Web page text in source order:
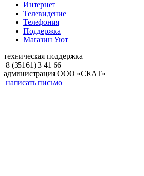
Интернет
Телевидение
Телефония
Поддержка
Магазин Уют
техническая поддержка
8 (35161) 3 41 66
администрация ООО «СКАТ»
написать письмо